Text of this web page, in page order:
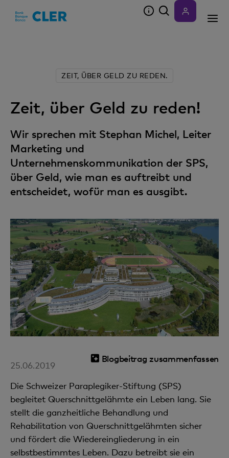
ZEIT, ÜBER GELD ZU REDEN.
Zeit, über Geld zu reden!
Wir sprechen mit Stephan Michel, Leiter
Marketing und
Unternehmenskommunikation der SPS,
über Geld, wie man es auftreibt und
entscheidet, wofür man es ausgibt.
Blogbeitrag zusammenfassen
25.06.2019
Die Schweizer Paraplegiker-Stiftung (SPS)
begleitet Querschnittgelähmte ein Leben lang. Sie
stellt die ganzheitliche Behandlung und
Rehabilitation von Querschnittgelähmten sicher
und fördert die Wiedereingliederung in ein
selbstbestimmtes Leben. Dazu betreibt sie ein